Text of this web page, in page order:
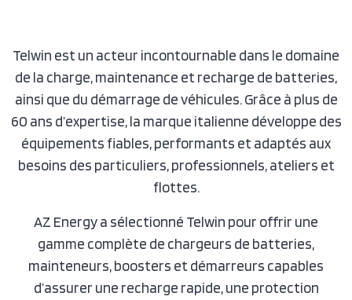
Telwin est un acteur incontournable dans le domaine
de la charge, maintenance et recharge de batteries,
ainsi que du démarrage de véhicules. Grâce à plus de
60 ans d’expertise, la marque italienne développe des
équipements fiables, performants et adaptés aux
besoins des particuliers, professionnels, ateliers et
flottes.
AZ Energy a sélectionné Telwin pour offrir une
gamme complète de chargeurs de batteries,
mainteneurs, boosters et démarreurs capables
d’assurer une recharge rapide, une protection